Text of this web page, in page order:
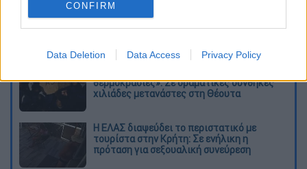
CONFIRM
Data Deletion Data Access Privacy Policy
Kadebostany στο ethnos.gr: «Κάποτε
πίστευα ότι το να είσαι outsider ήταν
θερμοκρασίες»: Σε δραματικές συνθήκες
χιλιάδες μετανάστες στη Θέουτα
Η ΕΛΑΣ διαψεύδει το περιστατικό με
τουρίστα στην Κρήτη: Σε ενήλικη η
πρόταση για σεξουαλική συνεύρεση